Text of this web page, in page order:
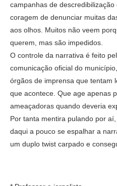
campanhas de
coragem de denunciar muitas
aos olhos. Muitos não veem
querem, mas são impedidos.
O controle da narrativa é feito
comunicação oficial do
órgãos de imprensa que tentam
que acontece. Que age apenas
ameaçadoras quando deveria
Por tanta mentira pulando por
daqui a pouco se espalhar a
um duplo twist carpado e